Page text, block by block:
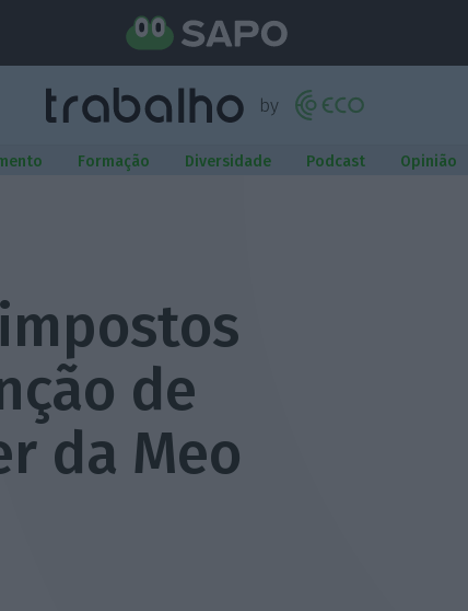
Formação Diversidade Podcast Opinião
de
da Meo